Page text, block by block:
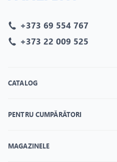
+373 69 554 767
+373 22 009 525
CATALOG
PENTRU CUMPĂRĂTORI
MAGAZINELE